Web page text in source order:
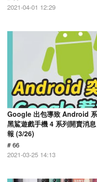
2021-04-01 12:29
Google 出包導致 Android
黑鯊遊戲手機 4 系列開賣消
報 (3/26)
# 66
2021-03-25 14:13